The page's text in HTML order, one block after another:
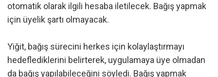
otomatik olarak ilgili hesaba iletilecek. Bağış yapmak
için üyelik şartı olmayacak.
Yiğit, bağış sürecini herkes için kolaylaştırmayı
hedeflediklerini belirterek, uygulamaya üye olmadan
da bağış yapılabileceğini söyledi. Bağış yapmak